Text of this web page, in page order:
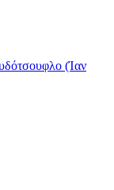
(Ίαν